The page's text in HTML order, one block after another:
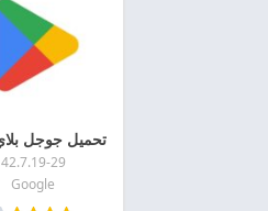
42.7.19-29
Google